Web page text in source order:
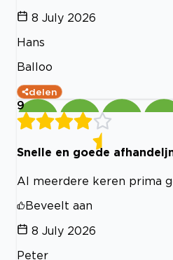
8 July 2026
Hans
Balloo
delen
9
Snelle en goede
Al meerdere keren prima
Beveelt aan
8 July 2026
Peter